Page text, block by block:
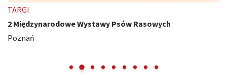
TARGI
2 Międzynarodowe Wystawy Psów Rasowych
Poznań